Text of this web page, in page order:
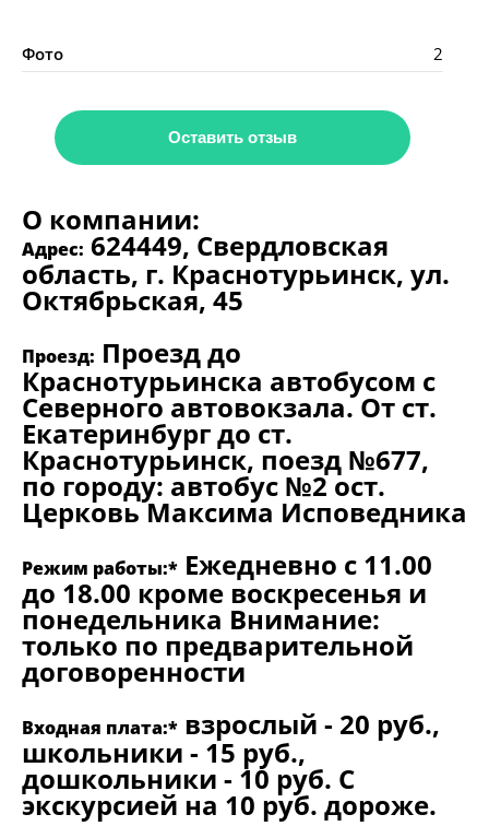
Фото 2
Оставить отзыв
О компании:
Адрес: 624449, Свердловская
область, г. Краснотурьинск, ул.
Октябрьская, 45
Проезд: Проезд до
Краснотурьинска автобусом с
Северного автовокзала. От ст.
Екатеринбург до ст.
Краснотурьинск, поезд №677,
по городу: автобус №2 ост.
Церковь Максима Исповедника
Режим работы:* Ежедневно с 11.00
до 18.00 кроме воскресенья и
понедельника Внимание:
только по предварительной
договоренности
Входная плата:* взрослый - 20 руб.,
школьники - 15 руб.,
дошкольники - 10 руб. С
экскурсией на 10 руб. дороже.